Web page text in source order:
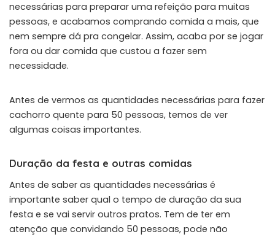
necessárias para preparar uma refeição para muitas
pessoas, e acabamos comprando comida a mais, que
nem sempre dá pra congelar. Assim, acaba por se jogar
fora ou dar comida que custou a fazer sem
necessidade.
Antes de vermos as quantidades necessárias para fazer
cachorro quente para 50 pessoas, temos de ver
algumas coisas importantes.
Duração da festa e outras comidas
Antes de saber as quantidades necessárias é
importante saber qual o tempo de duração da sua
festa e se vai servir outros pratos. Tem de ter em
atenção que convidando 50 pessoas, pode não